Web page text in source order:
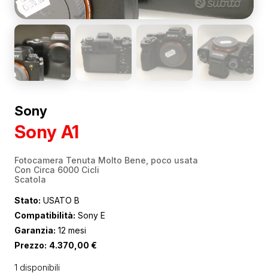
Sony
Sony A1
Fotocamera Tenuta Molto Bene, poco usata
Con Circa 6000 Cicli
Scatola
Stato: USATO B
Compatibilità: Sony E
Garanzia: 12 mesi
Prezzo: 4.370,00 €
1 disponibili